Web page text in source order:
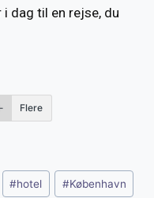
dag til en rejse, du
Flere
#hotel #København